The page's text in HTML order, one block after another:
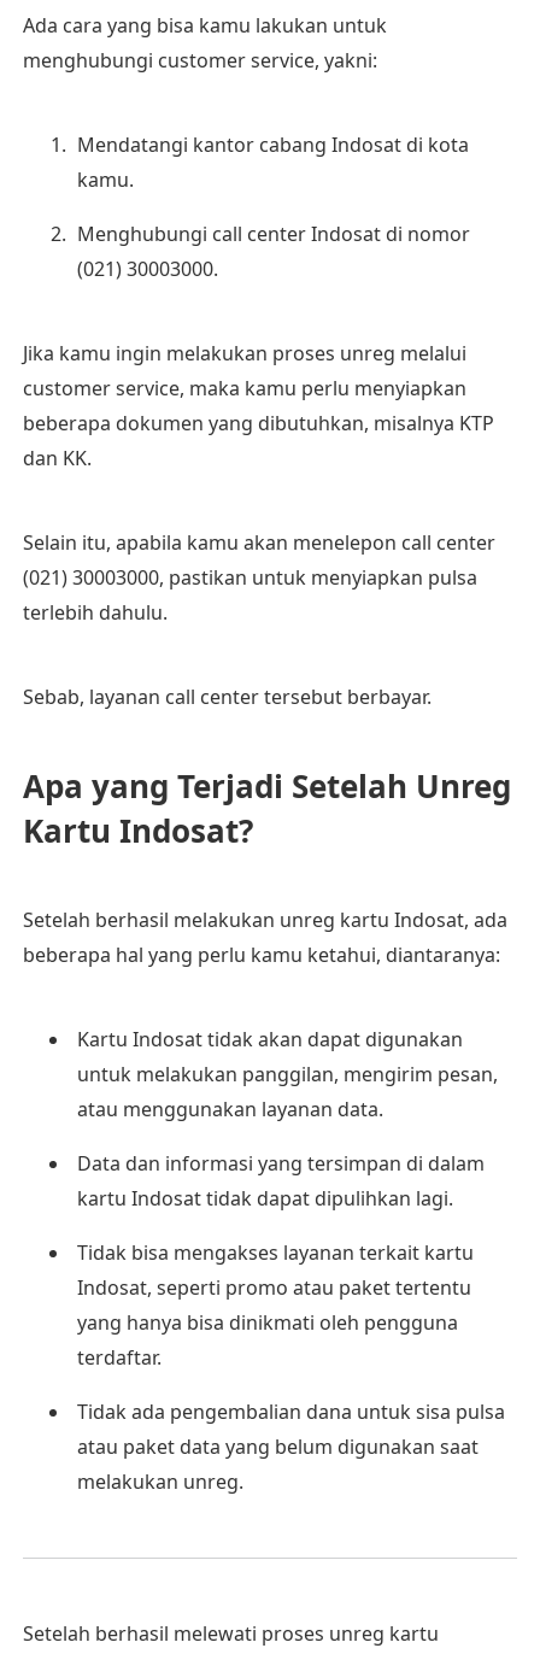
Ada cara yang bisa kamu lakukan untuk
menghubungi customer service, yakni:
Mendatangi kantor cabang Indosat di kota
kamu.
Menghubungi call center Indosat di nomor
(021) 30003000.
Jika kamu ingin melakukan proses unreg melalui
customer service, maka kamu perlu menyiapkan
beberapa dokumen yang dibutuhkan, misalnya KTP
dan KK.
Selain itu, apabila kamu akan menelepon call center
(021) 30003000, pastikan untuk menyiapkan pulsa
terlebih dahulu.
Sebab, layanan call center tersebut berbayar.
Apa yang Terjadi Setelah Unreg
Kartu Indosat?
Setelah berhasil melakukan unreg kartu Indosat, ada
beberapa hal yang perlu kamu ketahui, diantaranya:
Kartu Indosat tidak akan dapat digunakan
untuk melakukan panggilan, mengirim pesan,
atau menggunakan layanan data.
Data dan informasi yang tersimpan di dalam
kartu Indosat tidak dapat dipulihkan lagi.
Tidak bisa mengakses layanan terkait kartu
Indosat, seperti promo atau paket tertentu
yang hanya bisa dinikmati oleh pengguna
terdaftar.
Tidak ada pengembalian dana untuk sisa pulsa
atau paket data yang belum digunakan saat
melakukan unreg.
Setelah berhasil melewati proses unreg kartu